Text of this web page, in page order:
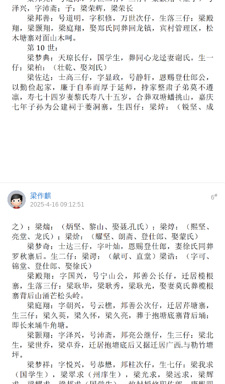
6#
梁作麒
2025-4-16 09:12:51